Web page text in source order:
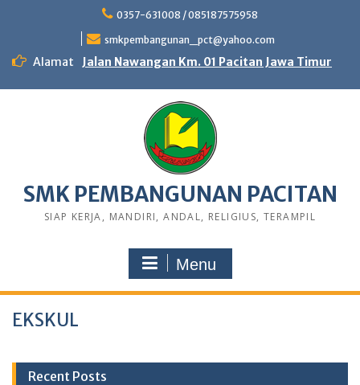
0357-631008 / 085187575958
smkpembangunan_pct@yahoo.com
Alamat Jalan Nawangan Km. 01 Pacitan Jawa Timur
SMK PEMBANGUNAN PACITAN
SIAP KERJA, MANDIRI, ANDAL, RELIGIUS, TERAMPIL
Menu
EKSKUL
Recent Posts